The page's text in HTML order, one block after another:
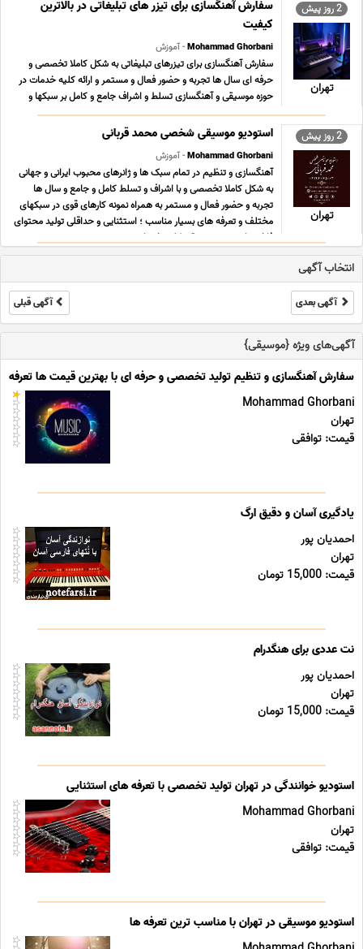
2 روز پیش
تهران
سفارش آهنگسازی برای تیزر های تبلیغاتی در بالاترین
کیفیت
Mohammad Ghorbani- آموزش
سفارش آهنگسازی برای تیزرهای تبلیغاتی به شکل کاملا تخصصی و
حرفه ای سال ها تجربه و حضور فعال و مستمر و ارائه کلیه خدمات در
حوزه موسیقی و آهنگسازی تسلط و اشراف جامع و کامل بر سبکها و
ژانرهای محبوب موسیقی ایرانی و جهانی به همراه نمونه کارهای قوی
سبکهای تخصصی مناسب آهنگسازی تیزرهای تب ... ...
2 روز پیش
تهران
استودیو موسیقی شخصی محمد قربانی
Mohammad Ghorbani- آموزش
آهنگسازی و تنظیم در تمام سبک ها و ژانرهای محبوب ایرانی و جهانی
به شکل کاملا تخصصی و با اشراف و تسلط کامل و جامع و سال ها
تجربه و حضور فعال و مستمر به همراه نمونه کارهای قوی در سبکهای
مختلف و تعرفه های بسیار مناسب ؛ استثنایی و حداقلی تولید محتوای
فاخر و ارزشمند موسیقی کلیه خدمات ... ...
انتخاب آگهی
آگهی بعدی آگهی قبلی
آگهی‌های ویژه {موسیقی}
سفارش آهنگسازی و تنظیم تولید تخصصی و حرفه ای با بهترین قیمت ها تعرفه
Mohammad Ghorbani
تهران
قیمت: توافقی
یادگیری آسان و دقیق ارگ
احمدیان پور
تهران
قیمت: 15,000 تومان
نت عددی برای هنگدرام
احمدیان پور
تهران
قیمت: 15,000 تومان
استودیو خوانندگی در تهران تولید تخصصی با تعرفه های استثنایی
Mohammad Ghorbani
تهران
قیمت: توافقی
استودیو موسیقی در تهران با مناسب ترین تعرفه ها